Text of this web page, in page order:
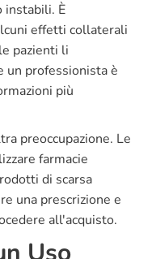
instabili. È
effetti collaterali
pazienti li
un professionista è
più
preoccupazione. Le
farmacie
di scarsa
una prescrizione e
all'acquisto.